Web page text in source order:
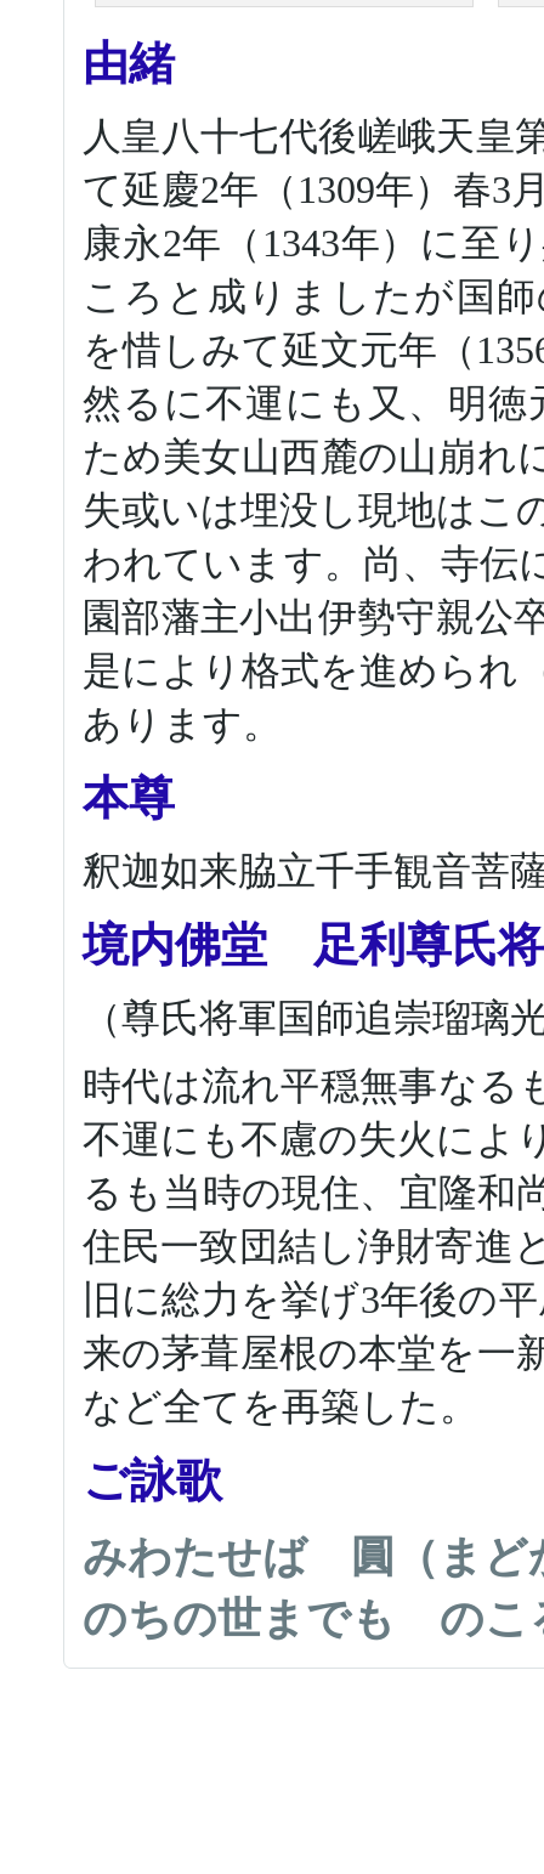
由緒
人皇八十七代後嵯峨天皇
て延慶2年（1309年）春3
康永2年（1343年）に至
ころと成りましたが国
を惜しみて延文元年（
然るに不運にも又、明徳
ため美女山西麓の山崩れ
失或いは埋没し現地はこ
われています。尚、寺伝
園部藩主小出伊勢守親公
是により格式を進められ
あります。
本尊
釈迦如来脇立千手観音菩
境内佛堂 足利尊氏
（尊氏将軍国師追崇瑠璃
時代は流れ平穏無事なる
不運にも不慮の失火によ
るも当時の現住、宜隆和
住民一致団結し浄財寄進
旧に総力を挙げ3年後の
来の茅葺屋根の本堂を一
など全てを再築した。
ご詠歌
みわたせば 圓（まど
のちの世までも のこ